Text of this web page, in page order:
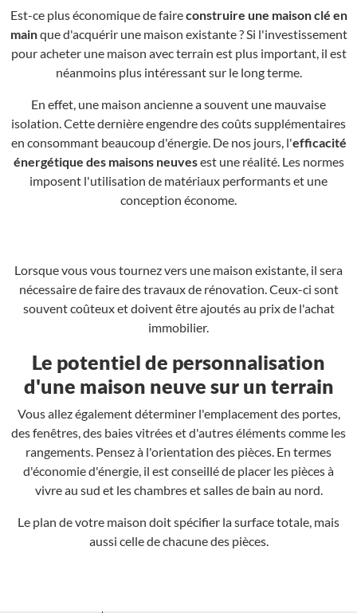
Est-ce plus économique de faireconstruire une maison clé en
mainque d'acquérir une maison existante ? Si l'investissement
pour acheter une maison avec terrain est plus important, il est
néanmoins plus intéressant sur le long terme.
En effet, une maison ancienne a souvent une mauvaise
isolation. Cette dernière engendre des coûts supplémentaires
en consommant beaucoup d'énergie. De nos jours, l'efficacité
énergétique des maisons neuvesest une réalité. Les normes
imposent l'utilisation de matériaux performants et une
conception économe.
Lorsque vous vous tournez vers une maison existante, il sera
nécessaire de faire des travaux de rénovation. Ceux-ci sont
souvent coûteux et doivent être ajoutés au prix de l'achat
immobilier.
Le potentiel de personnalisation
d'une maison neuve sur un terrain
Vous allez également déterminer l'emplacement des portes,
des fenêtres, des baies vitrées et d'autres éléments comme les
rangements. Pensez à l'orientation des pièces. En termes
d'économie d'énergie, il est conseillé de placer les pièces à
vivre au sud et les chambres et salles de bain au nord.
Le plan de votre maison doit spécifier la surface totale, mais
aussi celle de chacune des pièces.